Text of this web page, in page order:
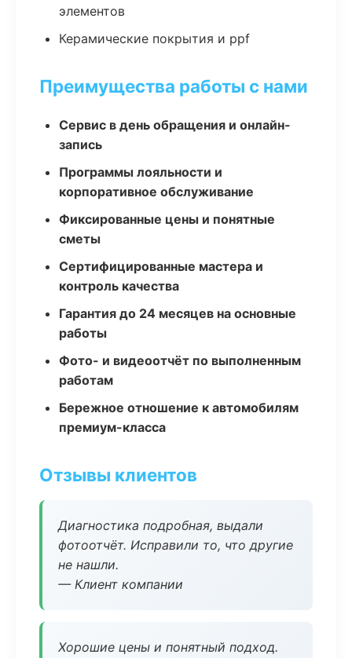
элементов
Керамические покрытия и ppf
Преимущества работы с нами
Сервис в день обращения и онлайн-
запись
Программы лояльности и
корпоративное обслуживание
Фиксированные цены и понятные
сметы
Сертифицированные мастера и
контроль качества
Гарантия до 24 месяцев на основные
работы
Фото- и видеоотчёт по выполненным
работам
Бережное отношение к автомобилям
премиум-класса
Отзывы клиентов
Диагностика подробная, выдали
фотоотчёт. Исправили то, что другие
не нашли.
— Клиент компании
Хорошие цены и понятный подход.